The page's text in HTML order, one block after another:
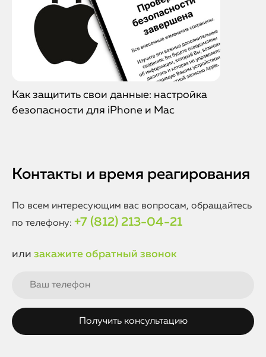
Как защитить свои данные: настройка
безопасности для iPhone и Mac
Контакты и время реагирования
По всем интересующим вас вопросам, обращайтесь
по телефону: +7 (812) 213-04-21
или закажите обратный звонок